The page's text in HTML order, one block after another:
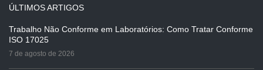
ÚLTIMOS ARTIGOS
Trabalho Não Conforme em Laboratórios: Como Tratar Conforme
ISO 17025
7 de agosto de 2026